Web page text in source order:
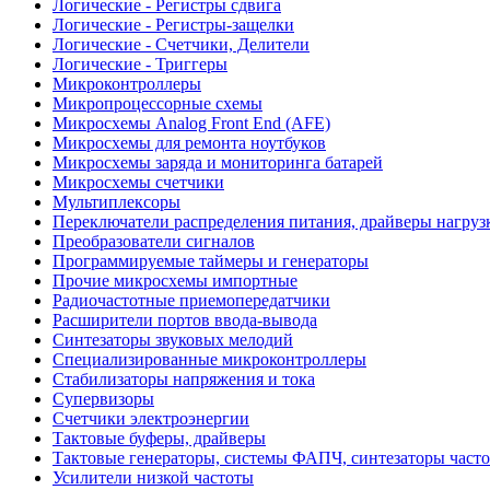
Логические - Регистры сдвига
Логические - Регистры-защелки
Логические - Счетчики, Делители
Логические - Триггеры
Микроконтроллеры
Микропроцессорные схемы
Микросхемы Analog Front End (AFE)
Микросхемы для ремонта ноутбуков
Микросхемы заряда и мониторинга батарей
Микросхемы счетчики
Мультиплексоры
Переключатели распределения питания, драйверы
Преобразователи сигналов
Программируемые таймеры и генераторы
Прочие микросхемы импортные
Радиочастотные приемопередатчики
Расширители портов ввода-вывода
Синтезаторы звуковых мелодий
Специализированные микроконтроллеры
Стабилизаторы напряжения и тока
Супервизоры
Счетчики электроэнергии
Тактовые буферы, драйверы
Тактовые генераторы, системы ФАПЧ, синтезаторы
Усилители низкой частоты